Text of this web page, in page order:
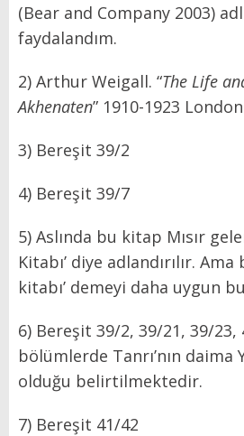
(Bear and Company 2003)
faydalandım.
2) Arthur Weigall. “The Life
Akhenaten” 1910-1923 London
3) Bereşit 39/2
4) Bereşit 39/7
5) Aslında bu kitap Mısır
Kitabı’ diye adlandırılır.
kitabı’ demeyi daha uygun
6) Bereşit 39/2, 39/21, 39/
bölümlerde Tanrı’nın daima
olduğu belirtilmektedir.
7) Bereşit 41/42